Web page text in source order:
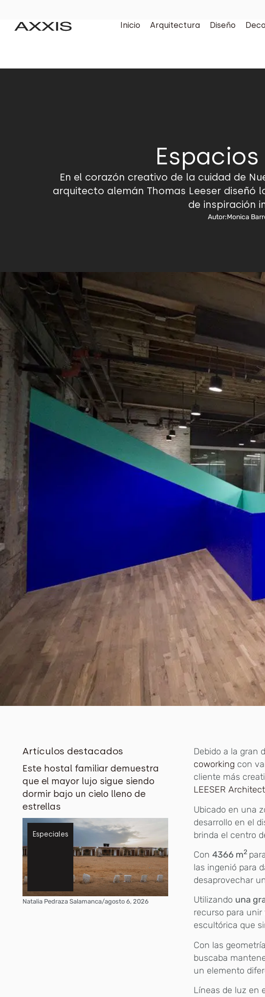
Inicio Arquitectura Diseño
En el corazón creativo de la cuidad de
arquitecto alemán Thomas Leeser diseñó
de inspiración
Autor:Monica
Artículos destacados
Este hostal familiar demuestra
que el mayor lujo sigue siendo
dormir bajo un cielo lleno de
estrellas
Especiales
Natalia Pedraza Salamanca/agosto 6, 2026
Debido a la gran
coworking con
cliente más
LEESER
Ubicado en una
desarrollo en el
brinda el centro
Con4366 m2
las ingenió para
desaprovechar
Utilizando una
recurso para
escultórica que
Con las
buscaba
un elemento
Líneas de luz en